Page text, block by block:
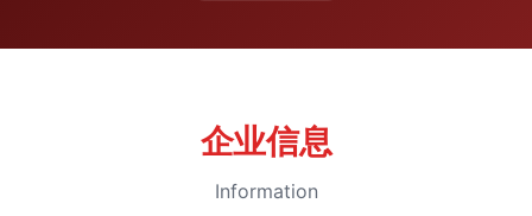
企业信息
Information